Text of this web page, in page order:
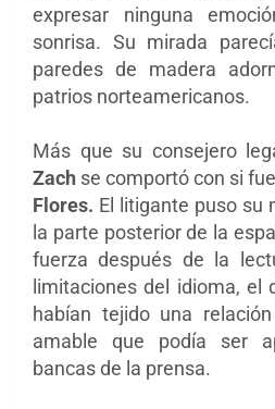
expresar ninguna
sonrisa. Su mirada
paredes de madera
patrios norteamericanos.
Más que su consejero
Zach se comportó con si
Flores. El litigante puso su
la parte posterior de la
fuerzadespués de la
limitaciones del idioma, el
habían tejido una
amable que podía ser
bancas de la prensa.